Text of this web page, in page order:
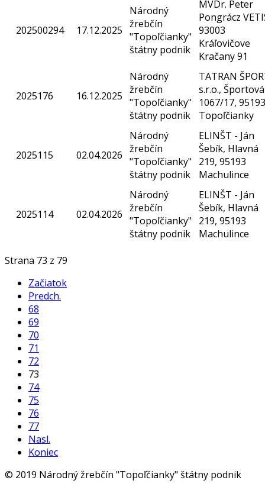
202500294 17.12.2025
Národný
žrebčín
"Topoľčianky"
štátny podnik
MVDr. Peter
Pongrácz
93003
Kráľovičove
Kračany 91
2025176 16.12.2025
Národný
žrebčín
"Topoľčianky"
štátny podnik
TATRAN
s.r.o., Športová
1067/17, 95193
Topoľčianky
2025115 02.04.2026
Národný
žrebčín
"Topoľčianky"
štátny podnik
ELINŠT - Ján
Šebík, Hlavná
219, 95193
Machulince
2025114 02.04.2026
Národný
žrebčín
"Topoľčianky"
štátny podnik
ELINŠT - Ján
Šebík, Hlavná
219, 95193
Machulince
Strana 73 z 79
Začiatok
Predch.
68
69
70
71
72
73
74
75
76
77
Nasl.
Koniec
© 2019 Národný žrebčín "Topoľčianky" štátny podnik